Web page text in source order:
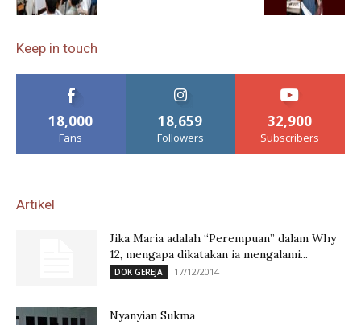
Keep in touch
18,000
Fans
18,659
Followers
32,900
Subscribers
Artikel
Jika Maria adalah “Perempuan” dalam Why
12, mengapa dikatakan ia mengalami...
DOK GEREJA 17/12/2014
Nyanyian Sukma